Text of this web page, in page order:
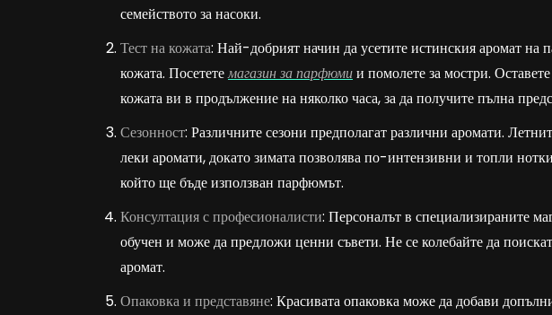
семейството за насоки.
Тест на кожата: Най-добрият начин да усетите истинския аромат на
кожата. Посететемагазин за парфюмии помолете за мостри.
кожата ви в продължение на няколко часа, за да получите пълна
Сезонност: Различните сезони предполагат различни аромати.
леки аромати, докато зимата позволява по-интензивни и топли
който ще бъде използван парфюмът.
Консултация с професионалисти: Персоналът в специализираните
обучен и може да предложи ценни съвети. Не се колебайте да
аромат.
Опаковка и представяне: Красивата опаковка може да добави